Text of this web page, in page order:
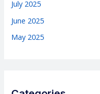
July 2025
June 2025
May 2025